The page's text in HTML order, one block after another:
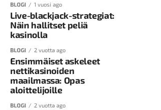
BLOGI 1 vuosi ago
Live-blackjack-strategiat:
Näin hallitset peliä
kasinolla
BLOGI 2 vuotta ago
Ensimmäiset askeleet
nettikasinoiden
maailmassa: Opas
aloittelijoille
BLOGI 2 vuotta ago